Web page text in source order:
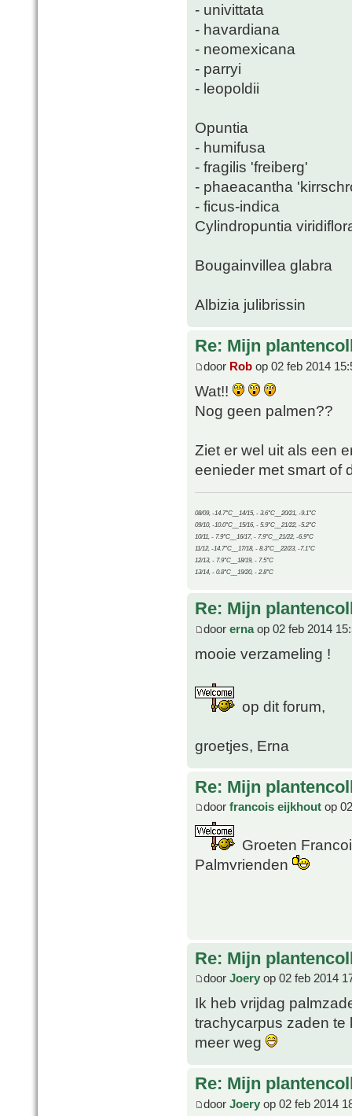
- univittata
- havardiana
- neomexicana
- parryi
- leopoldii
Opuntia
- humifusa
- fragilis 'freiberg'
- phaeacantha
- ficus-indica
Cylindropuntia
Bougainvillea glabra
Albizia julibrissin
Re: Mijn
door Rob op 02 feb 2014
Wat!!
Nog geen palmen??
Ziet er wel uit als een
eenieder met smart of
08/09, -14.7°C__14/15, - 3.6°C__20/21, -9.1°C
09/10, -10.0°C__15/16, - 5.9°C__21/22, -5.2°C
10/11, - 7.9°C__16/17, - 7.9°C__21/22, -6.9°C
11/12, -14.7°C__17/18, - 8.3°C__22/23, -7.1°C
12/13, - 7.9°C__18/19, - 7.5°C
13/14, - 0.8°C__19/20, - 2.8°C
Re: Mijn
door ernaop 02 feb 2014
mooie verzameling !
op dit forum,
groetjes, Erna
Re: Mijn
door francois eijkhout op
Groeten
Palmvrienden
Re: Mijn
door Joery op 02 feb 2014
Ik heb vrijdag
trachycarpus zaden te
meer weg
Re: Mijn
door Joery op 02 feb 2014